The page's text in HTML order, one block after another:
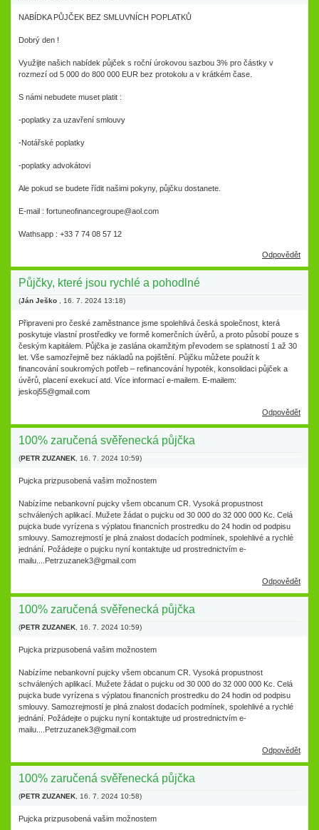
NABÍDKA PŮJČEK BEZ SMLUVNÍCH POPLATKŮ
Dobrý den !
Využijte našich nabídek půjček s roční úrokovou sazbou 3% pro částky v
rozmezí od 5 000 do 800 000 EUR bez protokolu a v krátkém čase.
S námi nebudete muset platit :
-poplatky za uzavření smlouvy
-Notářské poplatky
-poplatky advokátovi
Ale pokud se budete řídit našimi pokyny, půjčku dostanete.
E-mail : fortuneofinancegroupe@aol.com
Wathsapp : +33 7 74 08 57 12
Odpovědět
Půjčky, které jsou rychlé a pohodlné
(Ján Ješko 16. 7. 2024 13:18)
Připraveni pro české zaměstnance jsme spolehlivá česká společnost, která
poskytuje vlastní prostředky ve formě komerčních úvěrů, a proto působí pouze s
českým kapitálem. Půjčka je zaslána okamžitým převodem se splatností 1 až 30
let. Vše samozřejmě bez nákladů na pojištění. Půjčku můžete použít k
financování soukromých potřeb – refinancování hypoték, konsolidaci půjček a
úvěrů, placení exekucí atd. Více informací e-mailem. E-mailem:
jeskoj55@gmail.com
Odpovědět
100% zaručená svěřenecká půjčka
(PETR ZUZANEK 16. 7. 2024 10:59)
Pujcka prizpusobená vašim možnostem
Nabízíme nebankovní pujcky všem obcanum CR. Vysoká propustnost
schválených aplikací. Mužete žádat o pujcku od 30 000 do 32 000 000 Kc. Celá
pujcka bude vyrízena s výplatou financních prostredku do 24 hodin od podpisu
smlouvy. Samozrejmostí je plná znalost dodacích podmínek, spolehlivé a rychlé
jednání. Požádejte o pujcku nyní kontaktujte ud prostrednictvím e-
mailu....Petrzuzanek3@gmail.com
Odpovědět
100% zaručená svěřenecká půjčka
(PETR ZUZANEK 16. 7. 2024 10:59)
Pujcka prizpusobená vašim možnostem
Nabízíme nebankovní pujcky všem obcanum CR. Vysoká propustnost
schválených aplikací. Mužete žádat o pujcku od 30 000 do 32 000 000 Kc. Celá
pujcka bude vyrízena s výplatou financních prostredku do 24 hodin od podpisu
smlouvy. Samozrejmostí je plná znalost dodacích podmínek, spolehlivé a rychlé
jednání. Požádejte o pujcku nyní kontaktujte ud prostrednictvím e-
mailu....Petrzuzanek3@gmail.com
Odpovědět
100% zaručená svěřenecká půjčka
(PETR ZUZANEK 16. 7. 2024 10:58)
Pujcka prizpusobená vašim možnostem